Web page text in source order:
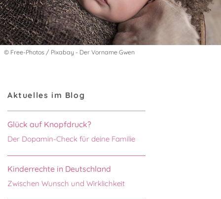
© Free-Photos / Pixabay - Der Vorname Gwen
Aktuelles im Blog
Glück auf Knopfdruck?
Der Dopamin-Check für deine Familie
Kinderrechte in Deutschland
Zwischen Wunsch und Wirklichkeit